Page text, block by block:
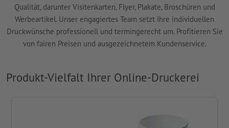
Qualität, darunter Visitenkarten, Flyer, Plakate, Broschüren und
Werbeartikel. Unser engagiertes Team setzt Ihre individuellen
Druckwünsche professionell und termingerecht um. Profitieren Sie
von fairen Preisen und ausgezeichnetem Kundenservice.
Produkt-Vielfalt Ihrer Online-Druckerei